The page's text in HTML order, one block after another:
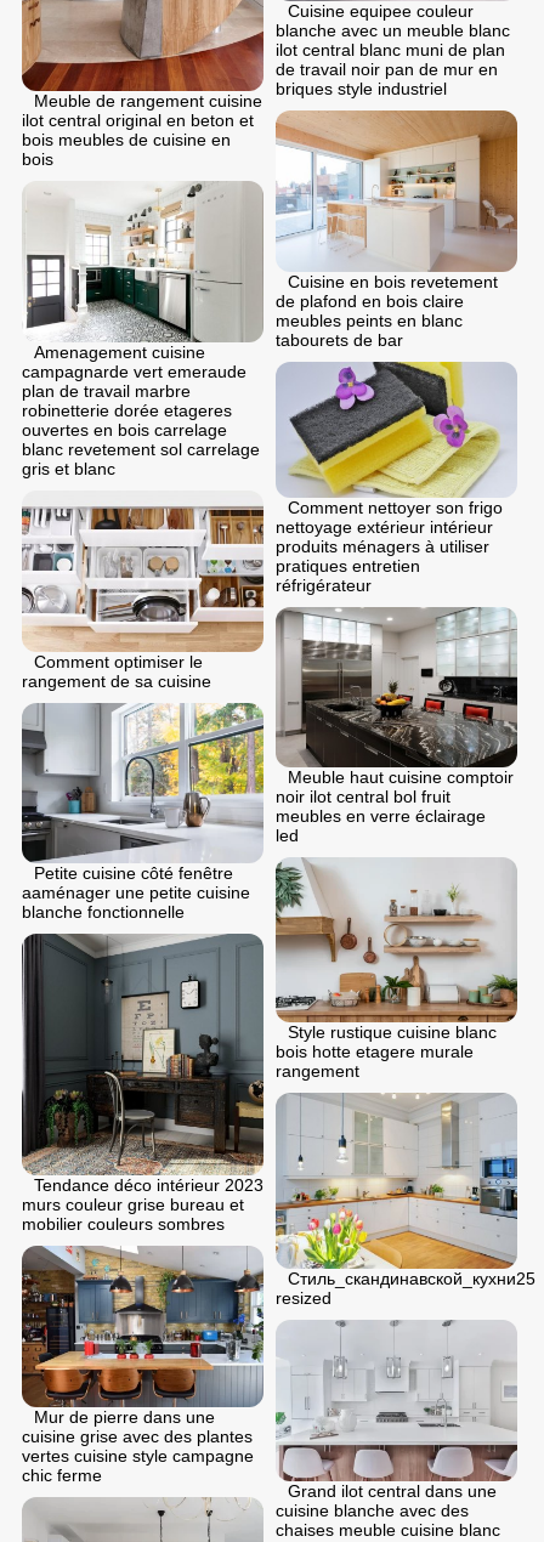
Meuble de rangement cuisine
ilot central original en beton et
bois meubles de cuisine en
bois
Cuisine equipee couleur
blanche avec un meuble blanc
ilot central blanc muni de plan
de travail noir pan de mur en
briques style industriel
Cuisine en bois revetement
de plafond en bois claire
meubles peints en blanc
tabourets de bar
Amenagement cuisine
campagnarde vert emeraude
plan de travail marbre
robinetterie dorée etageres
ouvertes en bois carrelage
blanc revetement sol carrelage
gris et blanc
Comment nettoyer son frigo
nettoyage extérieur intérieur
produits ménagers à utiliser
pratiques entretien
réfrigérateur
Comment optimiser le
rangement de sa cuisine
Meuble haut cuisine comptoir
noir ilot central bol fruit
meubles en verre éclairage
led
Petite cuisine côté fenêtre
aaménager une petite cuisine
blanche fonctionnelle
Style rustique cuisine blanc
bois hotte etagere murale
rangement
Tendance déco intérieur 2023
murs couleur grise bureau et
mobilier couleurs sombres
Стиль_скандинавской_кухни25
resized
Mur de pierre dans une
cuisine grise avec des plantes
vertes cuisine style campagne
chic ferme
Grand ilot central dans une
cuisine blanche avec des
chaises meuble cuisine blanc